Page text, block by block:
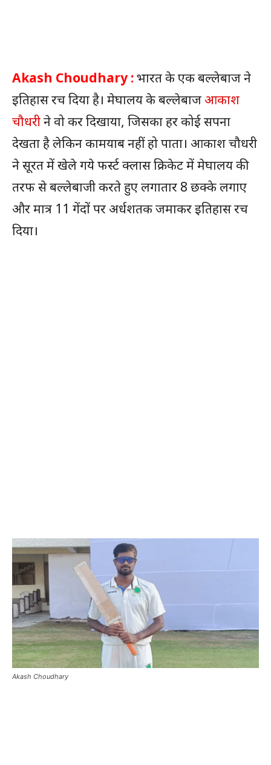
Akash Choudhary :भारत के एक बल्लेबाज ने
इतिहास रच दिया है। मेघालय के बल्लेबाज आकाश
चौधरीने वो कर दिखाया, जिसका हर कोई सपना
देखता है लेकिन कामयाब नहीं हो पाता। आकाश चौधरी
ने सूरत में खेले गये फर्स्ट क्लास क्रिकेट में मेघालय की
तरफ से बल्लेबाजी करते हुए लगातार 8 छक्के लगाए
और मात्र 11 गेंदों पर अर्धशतक जमाकर इतिहास रच
दिया।
Akash Choudhary